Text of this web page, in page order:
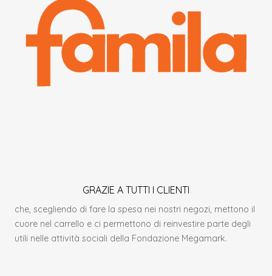
GRAZIE A TUTTI I CLIENTI
che, scegliendo di fare la spesa nei nostri negozi, mettono il
cuore nel carrello e ci permettono di reinvestire parte degli
utili nelle attività sociali della Fondazione Megamark.